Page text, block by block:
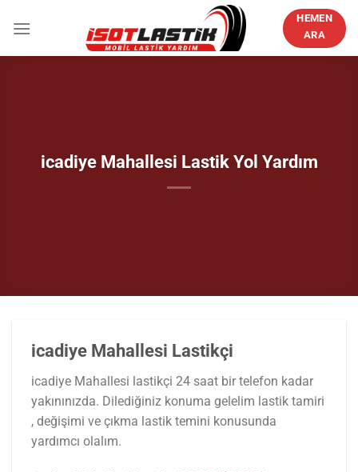
atla
HEMEN
ARA
icadiye Mahallesi Lastik Yol Yardım
icadiye Mahallesi Lastikçi
icadiye Mahallesi lastikçi 24 saat bir telefon kadar
yakınınızda. Dilediğiniz konuma gelelim lastik tamiri
, değişimi ve çıkma lastik temini konusunda
yardımcı olalım.